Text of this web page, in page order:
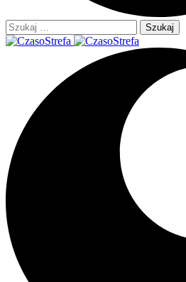
Szukaj: